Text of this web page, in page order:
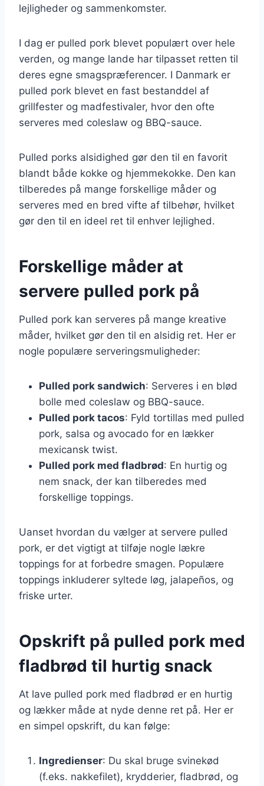
lejligheder og sammenkomster.
I dag er pulled pork blevet populært over hele
verden, og mange lande har tilpasset retten til
deres egne smagspræferencer. I Danmark er
pulled pork blevet en fast bestanddel af
grillfester og madfestivaler, hvor den ofte
serveres med coleslaw og BBQ-sauce.
Pulled porks alsidighed gør den til en favorit
blandt både kokke og hjemmekokke. Den kan
tilberedes på mange forskellige måder og
serveres med en bred vifte af tilbehør, hvilket
gør den til en ideel ret til enhver lejlighed.
Forskellige måder at
servere pulled pork på
Pulled pork kan serveres på mange kreative
måder, hvilket gør den til en alsidig ret. Her er
nogle populære serveringsmuligheder:
Pulled pork sandwich: Serveres i en blød
bolle med coleslaw og BBQ-sauce.
Pulled pork tacos: Fyld tortillas med pulled
pork, salsa og avocado for en lækker
mexicansk twist.
Pulled pork med fladbrød: En hurtig og
nem snack, der kan tilberedes med
forskellige toppings.
Uanset hvordan du vælger at servere pulled
pork, er det vigtigt at tilføje nogle lækre
toppings for at forbedre smagen. Populære
toppings inkluderer syltede løg, jalapeños, og
friske urter.
Opskrift på pulled pork med
fladbrød til hurtig snack
At lave pulled pork med fladbrød er en hurtig
og lækker måde at nyde denne ret på. Her er
en simpel opskrift, du kan følge:
Ingredienser: Du skal bruge svinekød
(f.eks. nakkefilet), krydderier, fladbrød, og